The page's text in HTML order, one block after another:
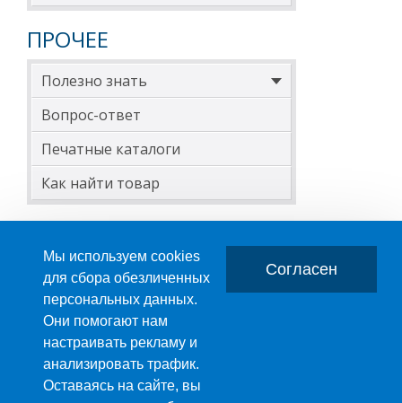
ПРОЧЕЕ
Полезно знать
Вопрос-ответ
Печатные каталоги
Как найти товар
ПРОИЗВОДСТВО ПЛАСТМАССОВЫХ ИЗДЕЛИЙ
+7 (495) 989-29-95
Мы используем cookies
для сбора обезличенных
персональных данных.
Они помогают нам
настраивать рекламу и
анализировать трафик.
Оставаясь на сайте, вы
Согласен